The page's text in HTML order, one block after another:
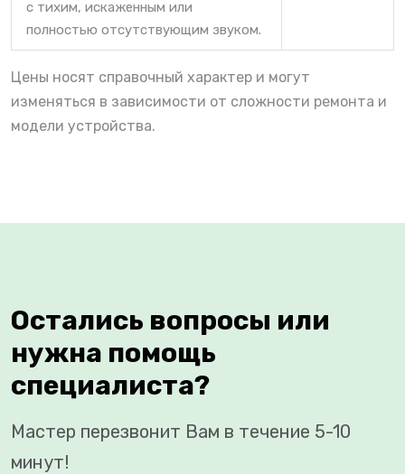
с тихим, искаженным или
полностью отсутствующим звуком.
Цены носят справочный характер и могут
изменяться в зависимости от сложности ремонта и
модели устройства.
Остались вопросы или
нужна помощь
специалиста?
Мастер перезвонит Вам в течение 5-10
минут!